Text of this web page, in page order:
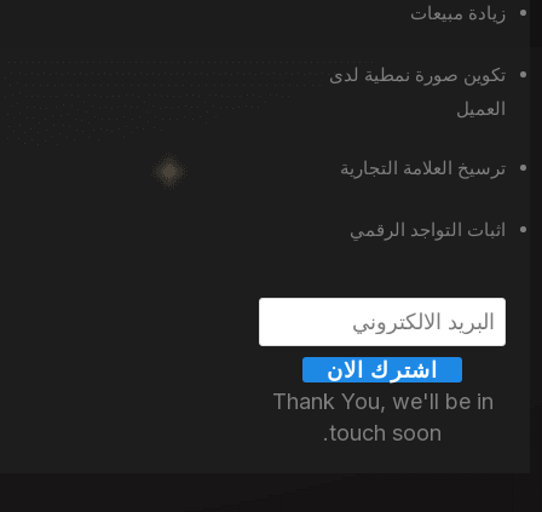
زيادة مبيعات
تكوين صورة نمطية لدى
العميل
ترسيخ العلامة التجارية
اثبات التواجد الرقمي
اشترك الان
Thank You, we'll be in
touch soon.